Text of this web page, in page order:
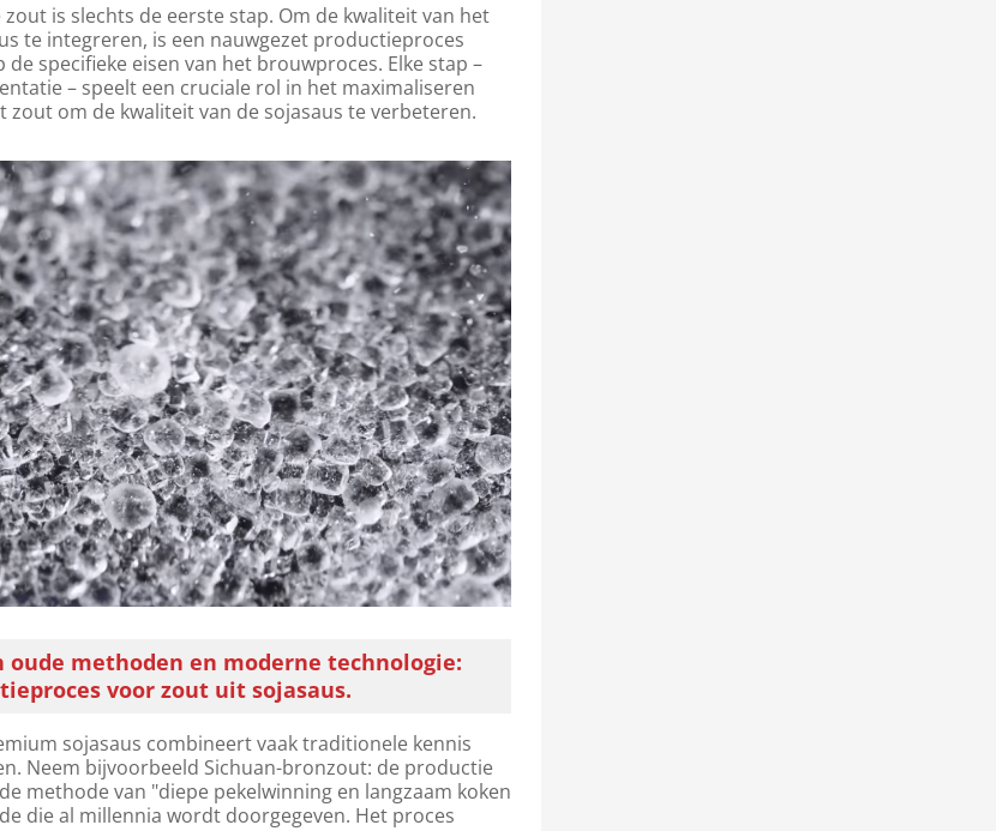
is slechts de eerste stap. Om de kwaliteit van het
te integreren, is een nauwgezet productieproces
specifieke eisen van het brouwproces. Elke stap –
– speelt een cruciale rol in het maximaliseren
zout om de kwaliteit van de sojasaus te verbeteren.
oude methoden en moderne technologie:
voor zout uit sojasaus.
sojasaus combineert vaak traditionele kennis
Neem bijvoorbeeld Sichuan-bronzout: de productie
methode van "diepe pekelwinning en langzaam koken
die al millennia wordt doorgegeven. Het proces